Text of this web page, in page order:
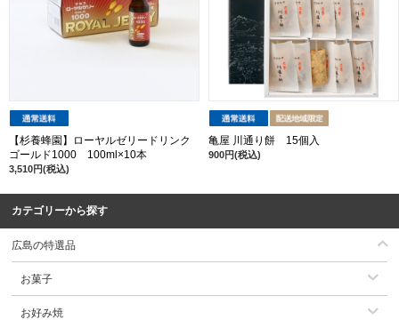
【杉養蜂園】ローヤルゼリードリンク
ゴールド1000 100ml×10本
3,510円(税込)
亀屋 川通り餅 15個入
900円(税込)
カテゴリーから探す
広島の特選品
お菓子
お好み焼